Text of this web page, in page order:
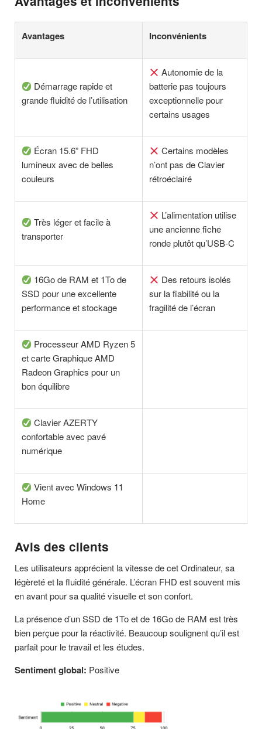
Avantages Inconvénients
Démarrage rapide et
grande fluidité de l’utilisation
Autonomie de la
batterie pas toujours
exceptionnelle pour
certains usages
Écran 15.6” FHD
lumineux avec de belles
couleurs
Certains modèles
n’ont pas de Clavier
rétroéclairé
Très léger et facile à
transporter
L’alimentation utilise
une ancienne fiche
ronde plutôt qu’USB-C
16Go de RAM et 1To de
SSD pour une excellente
performance et stockage
Des retours isolés
sur la fiabilité ou la
fragilité de l’écran
Processeur AMD Ryzen 5
et carte Graphique AMD
Radeon Graphics pour un
bon équilibre
Clavier AZERTY
confortable avec pavé
numérique
Vient avec Windows 11
Home
Avis des clients
Les utilisateurs apprécient la vitesse de cet Ordinateur, sa
légèreté et la fluidité générale. L’écran FHD est souvent mis
en avant pour sa qualité visuelle et son confort.
La présence d’un SSD de 1To et de 16Go de RAM est très
bien perçue pour la réactivité. Beaucoup soulignent qu’il est
parfait pour le travail et les études.
Sentiment global: Positive